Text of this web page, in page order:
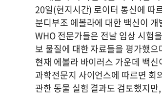
20일(현지시간) 로이터 통신에 따
분디부조 에볼라에 대한 백신이
WHO 전문가들은 전날 임상 시험
보 물질에 대한 자료들을 평가했
현재 에볼라 바이러스 가운데 백
과학전문지 사이언스에 따르면 회
관한 동물 실험 결과도 검토했지